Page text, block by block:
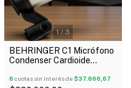
1 / 3
BEHRINGER C1 Micrófono
Condenser Cardioide
6 cuotas sin interés de$37.666,67